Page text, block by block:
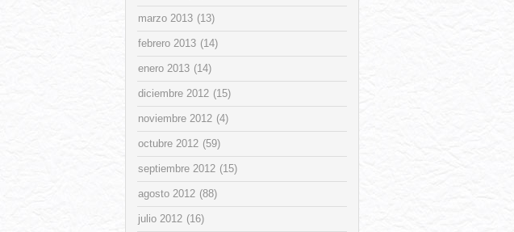
marzo 2013 (13)
febrero 2013 (14)
enero 2013 (14)
diciembre 2012 (15)
noviembre 2012 (4)
octubre 2012 (59)
septiembre 2012 (15)
agosto 2012 (88)
julio 2012 (16)